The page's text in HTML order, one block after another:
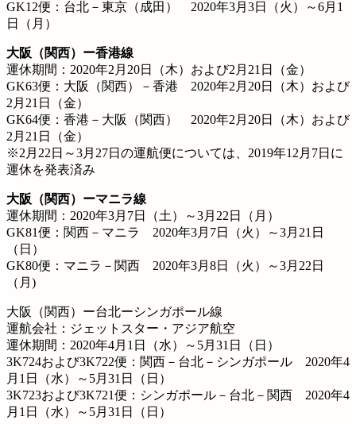
GK12便：台北－東京（成田） 2020年3月3日（火）～6月1
日（月）
大阪（関西）ー香港線
運休期間：2020年2月20日（木）および2月21日（金）
GK63便：大阪（関西）－香港 2020年2月20日（木）および
2月21日（金）
GK64便：香港－大阪（関西） 2020年2月20日（木）および
2月21日（金）
※2月22日～3月27日の運航便については、2019年12月7日に
運休を発表済み
大阪（関西）ーマニラ線
運休期間：2020年3月7日（土）～3月22日（月）
GK81便：関西－マニラ 2020年3月7日（火）～3月21日
（日）
GK80便：マニラ－関西 2020年3月8日（火）～3月22日
（月)
大阪（関西）ー台北ーシンガポール線
運航会社：ジェットスター・アジア航空
運休期間：2020年4月1日（水）～5月31日（日）
3K724および3K722便：関西－台北－シンガポール 2020年4
月1日（水）～5月31日（日）
3K723および3K721便：シンガポール－台北－関西 2020年4
月1日（水）～5月31日（日）